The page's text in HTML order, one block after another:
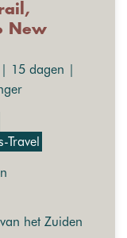
New
15 dagen |
Travel
het Zuiden